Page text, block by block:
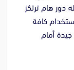
دور هام ترتكز
كافة
أمام